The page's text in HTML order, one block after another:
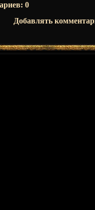
: 0
Добавлять